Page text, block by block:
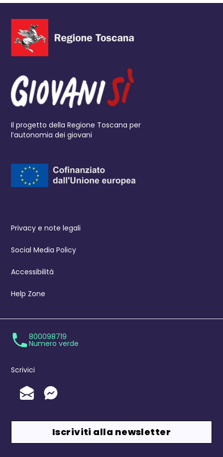
Il progetto della Regione Toscana per
l’autonomia dei giovani
Privacy e note legali
Social Media Policy
Accessibilità
Help Zone
800098719
Numero verde
Scrivici
Invia un'Email
Messenger
Iscriviti alla newsletter